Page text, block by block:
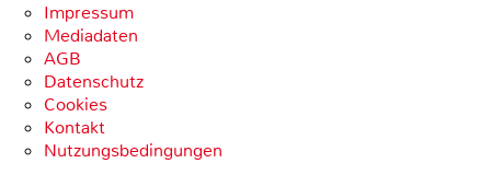
Impressum
Mediadaten
AGB
Datenschutz
Cookies
Kontakt
Nutzungsbedingungen